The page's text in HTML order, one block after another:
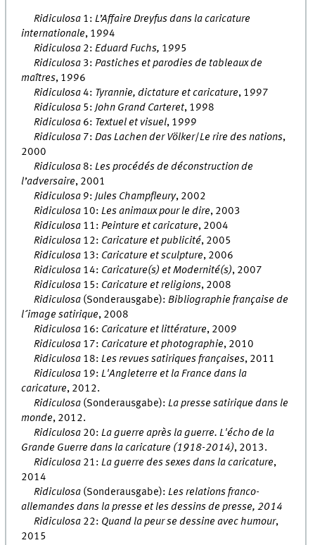
Ridiculosa 1:L’Affaire Dreyfus dans la caricature
internationale, 1994
Ridiculosa 2:Eduard Fuchs, 1995
Ridiculosa 3:Pastiches et parodies de tableaux de
maîtres, 1996
Ridiculosa4: Tyrannie, dictature et caricature, 1997
Ridiculosa 5:John Grand Carteret, 1998
Ridiculosa 6: Textuel et visuel, 1999
Ridiculosa 7:Das Lachen der Völker/Le rire des nations,
2000
Ridiculosa 8:Les procédés de déconstruction de
l’adversaire, 2001
Ridiculosa 9:Jules Champfleury, 2002
Ridiculosa 10: Les animaux pour le dire, 2003
Ridiculosa 11:Peinture et caricature, 2004
Ridiculosa 12: Caricature et publicité, 2005
Ridiculosa 13: Caricature et sculpture, 2006
Ridiculosa 14: Caricature(s) et Modernité(s), 2007
Ridiculosa 15: Caricature et religions, 2008
Ridiculosa (Sonderausgabe):Bibliographie française de
l´image satirique, 2008
Ridiculosa 16: Caricature et littérature, 2009
Ridiculosa 17: Caricature et photographie, 2010
Ridiculosa 18: Les revues satiriques françaises, 2011
Ridiculosa 19:L'Angleterre et la France dans la
caricature, 2012.
Ridiculosa (Sonderausgabe):La presse satirique dans le
monde, 2012.
Ridiculosa 20:La guerre après la guerre. L'écho de la
Grande Guerre dans la caricature (1918-2014), 2013.
Ridiculosa 21: La guerre des sexes dans la caricature,
2014
Ridiculosa (Sonderausgabe):Les relations franco-
allemandes dans la presse et les dessins de presse, 2014
Ridiculosa 22: Quand la peur se dessine avec humour,
2015